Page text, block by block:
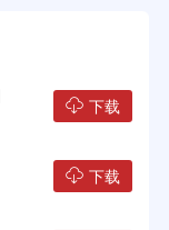
下载
下载